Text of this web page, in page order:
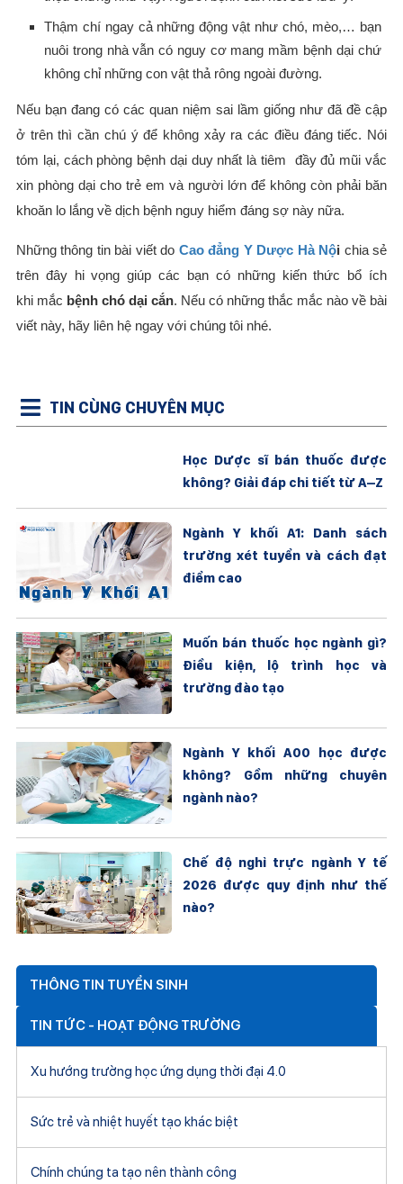
Thậm chí ngay cả những động vật như chó, mèo,… bạn
nuôi trong nhà vẫn có nguy cơ mang mầm bệnh dại chứ
không chỉ những con vật thả rông ngoài đường.
Nếu bạn đang có các quan niệm sai lầm giống như đã đề cập
ở trên thì cần chú ý để không xảy ra các điều đáng tiếc. Nói
tóm lại, cách phòng bệnh dại duy nhất là tiêm đầy đủ mũi vắc
xin phòng dại cho trẻ em và người lớn để không còn phải băn
khoăn lo lắng về dịch bệnh nguy hiểm đáng sợ này nữa.
Những thông tin bài viết do Cao đẳng Y Dược Hà Nội chia sẻ
trên đây hi vọng giúp các bạn có những kiến thức bổ ích
khi mắc bệnh chó dại cắn. Nếu có những thắc mắc nào về bài
viết này, hãy liên hệ ngay với chúng tôi nhé.
TIN CÙNG CHUYÊN MỤC
Học Dược sĩ bán thuốc được
không? Giải đáp chi tiết từ A–Z
Ngành Y khối A1: Danh sách
trường xét tuyển và cách đạt
điểm cao
Muốn bán thuốc học ngành gì?
Điều kiện, lộ trình học và
trường đào tạo
Ngành Y khối A00 học được
không? Gồm những chuyên
ngành nào?
Chế độ nghỉ trực ngành Y tế
2026 được quy định như thế
nào?
THÔNG TIN TUYỂN SINH
TIN TỨC - HOẠT ĐỘNG TRƯỜNG
Xu hướng trường học ứng dụng thời đại 4.0
Sức trẻ và nhiệt huyết tạo khác biệt
Chính chúng ta tạo nên thành công